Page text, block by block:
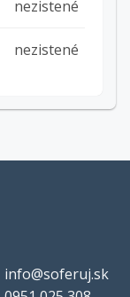
nezistené
nezistené
info@soferuj.sk